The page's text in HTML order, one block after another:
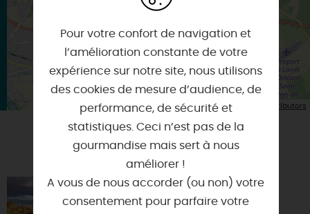
Leaflet | Map data ©OpenStreetMap contributors
VOUS AIMEREZ AUSSI
ENTRE LOIRE ET CANAL
Pour votre confort de navigation et
l’amélioration constante de votre
expérience sur notre site, nous utilisons
des cookies de mesure d’audience, de
performance, de sécurité et
statistiques. Ceci n’est pas de la
gourmandise mais sert à nous
améliorer !
A vous de nous accorder (ou non) votre
consentement pour parfaire votre